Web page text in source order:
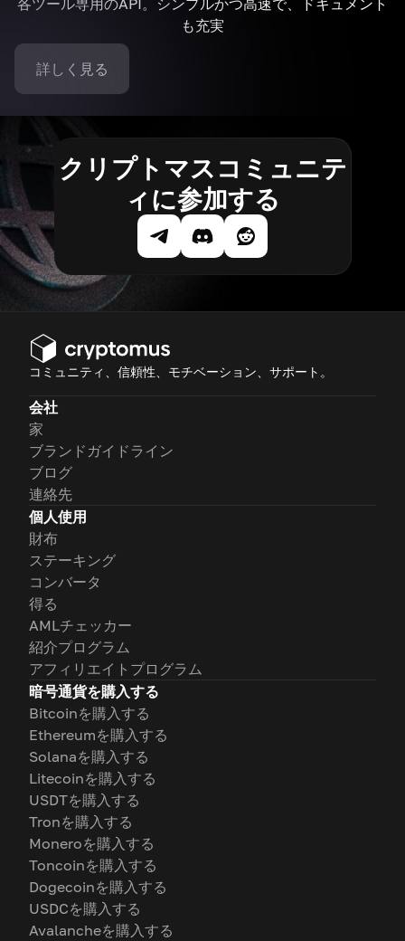
各ツール専用のAPI。シンプルかつ高速で、ドキュメント
も充実
詳しく見る
クリプトマスコミュニテ
ィに参加する
コミュニティ、信頼性、モチベーション、サポート。
会社
家
ブランドガイドライン
ブログ
連絡先
個人使用
財布
ステーキング
コンバータ
得る
AMLチェッカー
紹介プログラム
アフィリエイトプログラム
暗号通貨を購入する
Bitcoinを購入する
Ethereumを購入する
Solanaを購入する
Litecoinを購入する
USDTを購入する
Tronを購入する
Moneroを購入する
Toncoinを購入する
Dogecoinを購入する
USDCを購入する
Avalancheを購入する